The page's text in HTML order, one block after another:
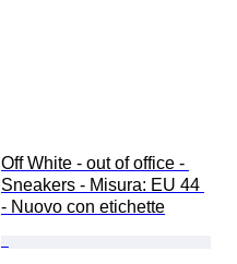
Off White - out of office -
Sneakers - Misura: EU 44
- Nuovo con etichette